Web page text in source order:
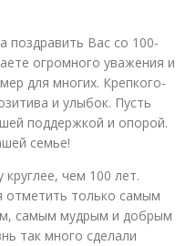
поздравить Вас со 100-
огромного уважения и
для многих. Крепкого-
и улыбок. Пусть
поддержкой и опорой.
семье!
чем 100 лет.
отметить только самым
самым мудрым и добрым
так много сделали